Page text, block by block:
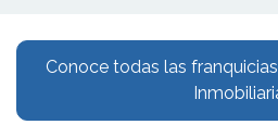
Conoce todas las